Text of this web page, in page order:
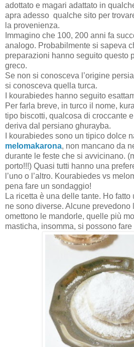
adottato e magari adattato in
apra adesso qualche sito per
la provenienza.
Immagino che 100, 200 anni fa
analogo. Probabilmente si sapeva
preparazioni hanno seguito questo
greco.
Se non si conosceva l’origine
si conosceva quella turca.
I kourabiedes hanno seguito
Per farla breve, in turco il nome,
tipo biscotti, qualcosa di croccante
deriva dal persiano ghurayba.
I kourabiedes sono un tipico dolce
melomakarona, non mancano da
durante le feste che si avvicinano.
porto!!!) Quasi tutti hanno una
l’uno o l’altro. Kourabiedes vs
pena fare un sondaggio!
La ricetta è una delle tante. Ho
ne sono diverse. Alcune prevedono
omettono le mandorle, quelle più
masticha, insomma, si possono